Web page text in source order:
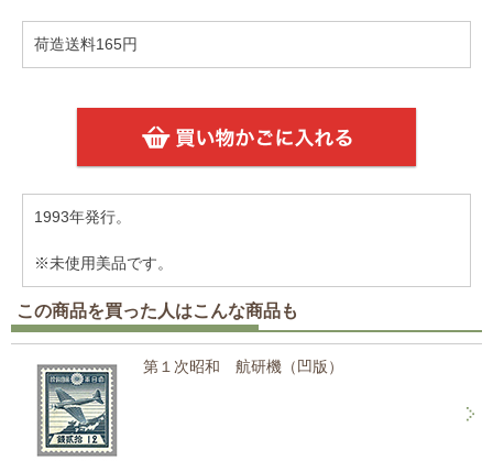
荷造送料165円
1993年発行。
※未使用美品です。
この商品を買った人はこんな商品も
第１次昭和 航研機（凹版）